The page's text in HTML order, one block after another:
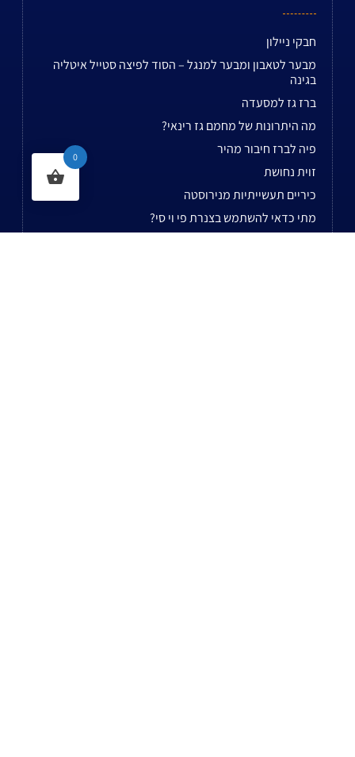
חבקי ניילון
מבער לטאבון ומבער למנגל – הסוד לפיצה סטייל איטליה
בגינה
ברז גז למסעדה
מה היתרונות של מחמם גז רינאי?
פיה לברז חיבור מהיר
זוית נחושת
כיריים תעשייתיות מנירוסטה
מתי כדאי להשתמש בצנרת פי וי סי?
0